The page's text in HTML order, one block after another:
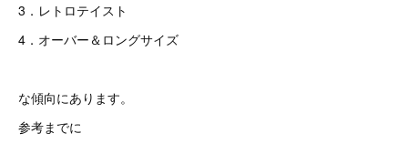
3．レトロテイスト
4．オーバー＆ロングサイズ
な傾向にあります。
参考までに